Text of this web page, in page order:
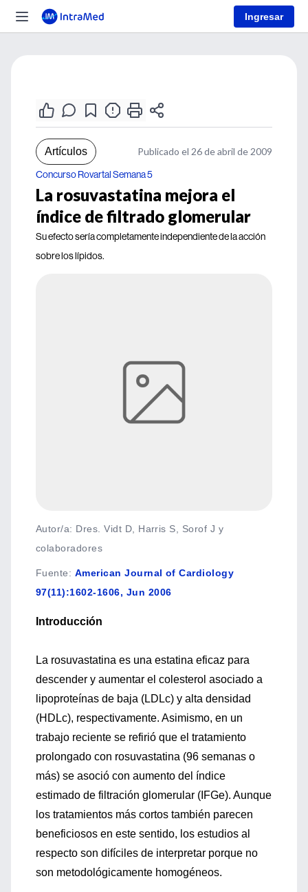
Ingresar
Artículos Publicado el 26 de abril de 2009
Concurso Rovartal Semana 5
La rosuvastatina mejora el
índice de filtrado glomerular
Su efecto sería completamente independiente de la acción
sobre los lípidos.
Autor/a: Dres. Vidt D, Harris S, Sorof J y
colaboradores
Fuente: American Journal of Cardiology
97(11):1602-1606, Jun 2006
Introducción
La rosuvastatina es una estatina eficaz para
descender y aumentar el colesterol asociado a
lipoproteínas de baja (LDLc) y alta densidad
(HDLc), respectivamente. Asimismo, en un
trabajo reciente se refirió que el tratamiento
prolongado con rosuvastatina (96 semanas o
más) se asoció con aumento del índice
estimado de filtración glomerular (IFGe). Aunque
los tratamientos más cortos también parecen
beneficiosos en este sentido, los estudios al
respecto son difíciles de interpretar porque no
son metodológicamente homogéneos.